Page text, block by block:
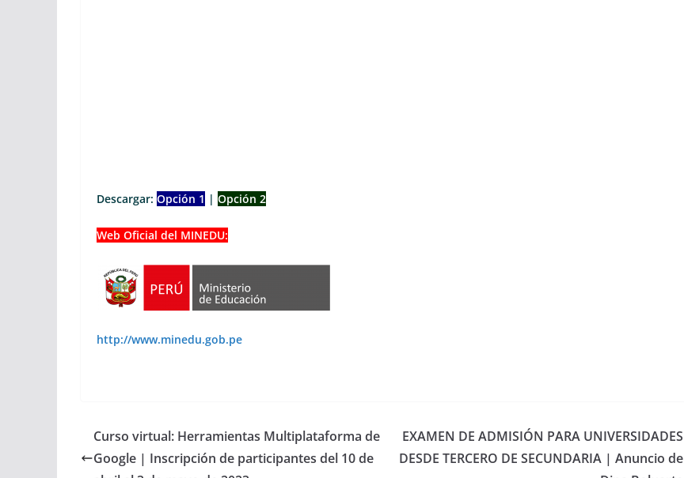
Descargar: Opción 1 | Opción 2
Web Oficial del MINEDU:
http://www.minedu.gob.pe
Curso virtual: Herramientas Multiplataforma de
Google | Inscripción de participantes del 10 de
EXAMEN DE ADMISIÓN PARA UNIVERSIDADES
DESDE TERCERO DE SECUNDARIA | Anuncio de